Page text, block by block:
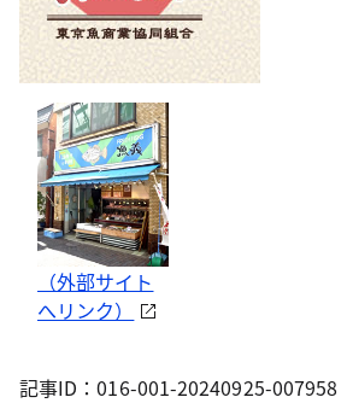
（外部サイト
へリンク）
記事ID：016-001-20240925-007958